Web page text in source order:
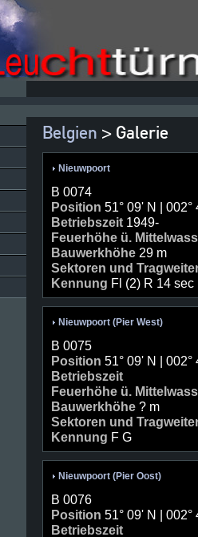
Belgien > Galerie
Nieuwpoort
B 0074
Position 51° 09' N | 002°
Betriebszeit 1949-
Feuerhöhe ü.
Bauwerkhöhe 29 m
Sektoren und
Kennung Fl (2) R 14 sec
Nieuwpoort (Pier West)
B 0075
Position 51° 09' N | 002°
Betriebszeit
Feuerhöhe ü.
Bauwerkhöhe ? m
Sektoren und
Kennung F G
Nieuwpoort (Pier Oost)
B 0076
Position 51° 09' N | 002°
Betriebszeit